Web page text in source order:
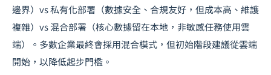
邊界）vs 私有化部署（數據安全、合規友好，但成本高、維護
複雜）vs 混合部署（核心數據留在本地，非敏感任務使用雲
端）。多數企業最終會採用混合模式，但初始階段建議從雲端
開始，以降低起步門檻。